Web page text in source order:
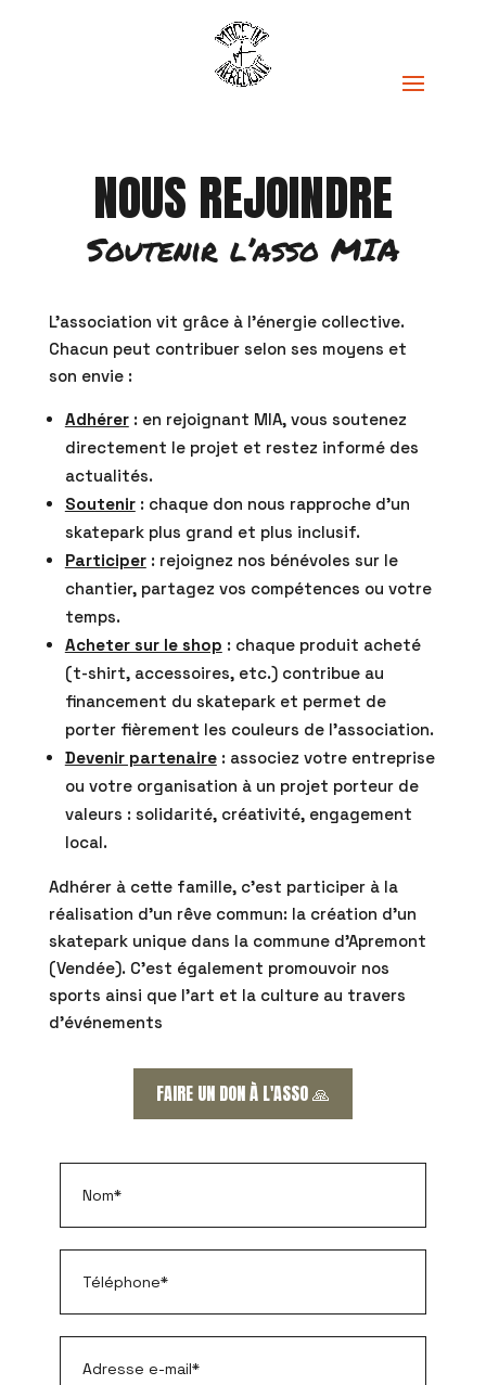
NOUS REJOINDRE
Soutenir l’asso MIA
L’association vit grâce à l’énergie collective.
Chacun peut contribuer selon ses moyens et
son envie :
Adhérer: en rejoignant MIA, vous soutenez
directement le projet et restez informé des
actualités.
Soutenir: chaque don nous rapproche d’un
skatepark plus grand et plus inclusif.
Participer: rejoignez nos bénévoles sur le
chantier, partagez vos compétences ou votre
temps.
Acheter sur le shop : chaque produit acheté
(t-shirt, accessoires, etc.) contribue au
financement du skatepark et permet de
porter fièrement les couleurs de l’association.
Devenir partenaire: associez votre entreprise
ou votre organisation à un projet porteur de
valeurs : solidarité, créativité, engagement
local.
Adhérer à cette famille, c’est participer à la
réalisation d’un rêve commun: la création d’un
skatepark unique dans la commune d’Apremont
(Vendée). C’est également promouvoir nos
sports ainsi que l’art et la culture au travers
d’événements
FAIRE UN DON À L'ASSO 🙏